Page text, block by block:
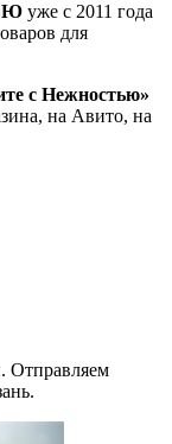
уже с 2011 года
для
с Нежностью»
на Авито, на
Отправляем